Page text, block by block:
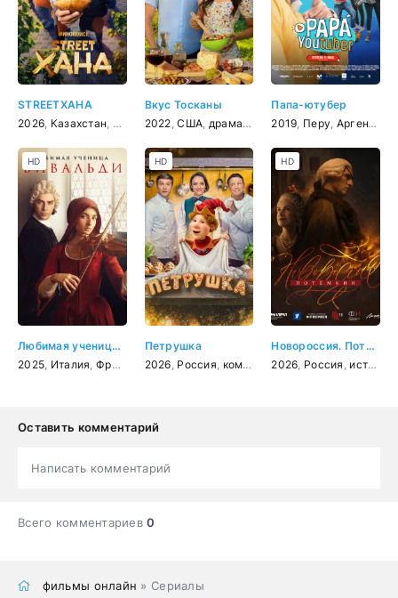
STREETХАНА
2026 Казахстан комедия
Вкус Тосканы
2022 ,США драма, мелодрама,комедия
Папа-ютубер
2019 Перу Аргентина
Любимая ученица Вивальди
2025 Италия Франция ,драма,биография , музыка
HD
Петрушка
2026 Россия комедия
HD
Новороссия. Потёмкин
2026 Россия история
HD
Оставить комментарий
Написать комментарий
Всего комментариев0
фильмы онлайн » Сериалы